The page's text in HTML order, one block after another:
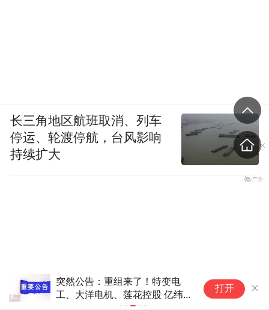
突然公告：重组来了！特变电
工、大洋电机、莲花控股 亿纬
打开
长三角地区航班取消、列车
停运、轮渡停航，台风影响
持续扩大